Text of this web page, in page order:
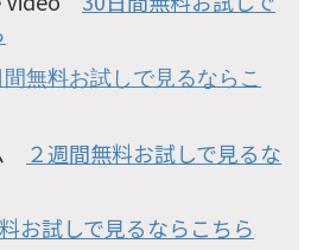
間無料お試しで見るならこ
２週間無料お試しで見るな
お試しで見るならこちら